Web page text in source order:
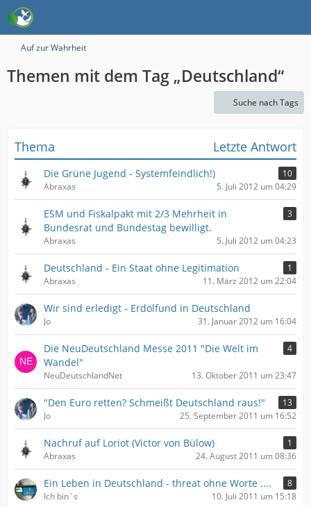
Auf zur Wahrheit
Themen mit dem Tag „Deutschland“
Suche nach Tags
Thema Letzte Antwort
Die Grüne Jugend - Systemfeindlich!)
10
Abraxas
5. Juli 2012 um 04:29
ESM und Fiskalpakt mit 2/3 Mehrheit in
Bundesrat und Bundestag bewilligt.
3
Abraxas 5. Juli 2012 um 04:23
Deutschland - Ein Staat ohne Legitimation
1
Abraxas
11. März 2012 um 22:04
Wir sind erledigt - Erdölfund in Deutschland
Jo 31. Januar 2012 um 16:04
Die NeuDeutschland Messe 2011 "Die Welt im
Wandel"
4
NeuDeutschlandNet 13. Oktober 2011 um 23:47
"Den Euro retten? Schmeißt Deutschland raus!"
13
Jo
25. September 2011 um 16:52
Nachruf auf Loriot (Victor von Bülow)
1
Abraxas
24. August 2011 um 08:36
Ein Leben in Deutschland - threat ohne Worte ....
8
Ich bin´s
10. Juli 2011 um 15:18